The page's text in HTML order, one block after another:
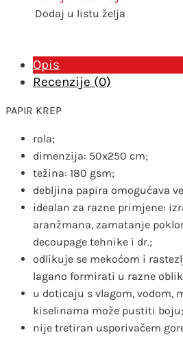
breskva
količina
Dodaj u listu želja
Opis
Recenzije (0)
PAPIR KREP
rola;
dimenzija: 50x250 cm;
težina: 180 gsm;
debljina papira omogućava
idealan za razne primjene:
aranžmana, zamatanje
decoupage tehnike i dr.;
odlikuje se mekoćom i
lagano formirati u razne
u doticaju s vlagom, vodom,
kiselinama može pustiti boju;
nije tretiran usporivačem